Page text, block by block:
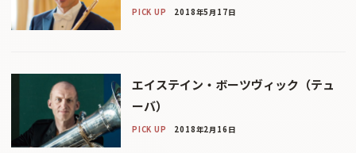
PICK UP 2018年5月17日
エイステイン・ボーツヴィック（テュ
ーバ）
PICK UP 2018年2月16日